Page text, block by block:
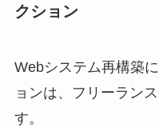
クション
Webシステム再構築
ョンは、フリーラン
す。